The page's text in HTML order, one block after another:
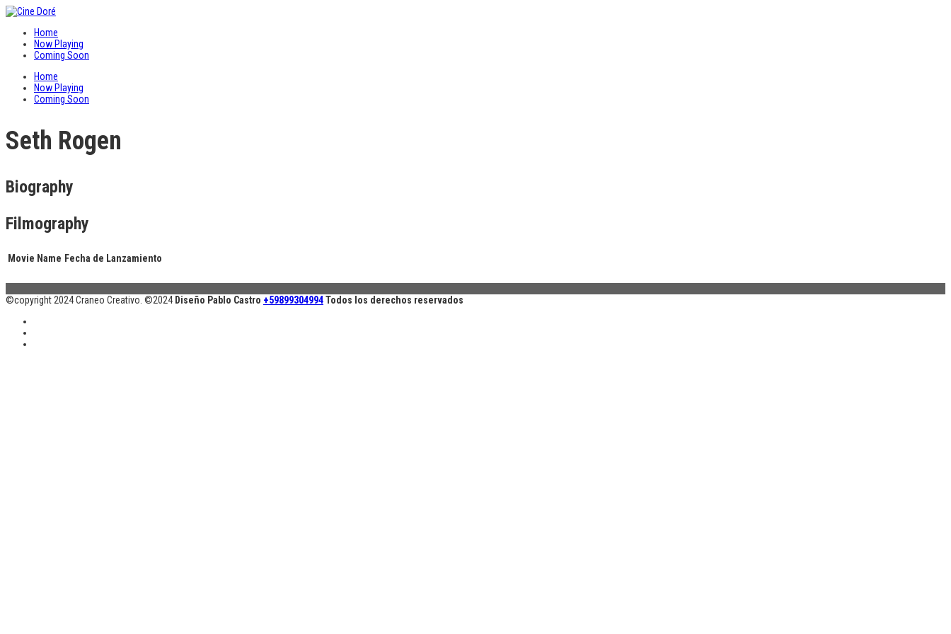
Home
Now Playing
Coming Soon
Home
Now Playing
Coming Soon
Seth Rogen
Biography
Filmography
Movie Name Fecha de Lanzamiento
©copyright 2024 Craneo Creativo. ©2024 Diseño Pablo Castro +59899304994Todos los derechos reservados